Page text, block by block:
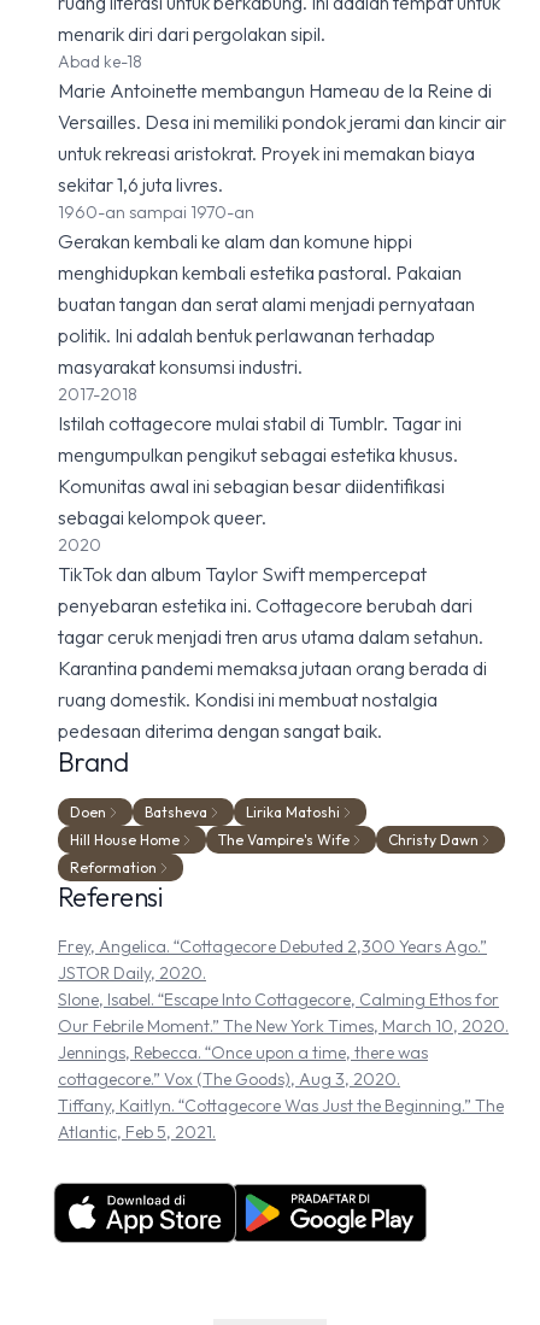
menarik diri dari pergolakan sipil.
Abad ke-18
Marie Antoinette membangun Hameau de la Reine di
Versailles. Desa ini memiliki pondok jerami dan kincir air
untuk rekreasi aristokrat. Proyek ini memakan biaya
sekitar 1,6 juta livres.
1960-an sampai 1970-an
Gerakan kembali ke alam dan komune hippi
menghidupkan kembali estetika pastoral. Pakaian
buatan tangan dan serat alami menjadi pernyataan
politik. Ini adalah bentuk perlawanan terhadap
masyarakat konsumsi industri.
2017-2018
Istilah cottagecore mulai stabil di Tumblr. Tagar ini
mengumpulkan pengikut sebagai estetika khusus.
Komunitas awal ini sebagian besar diidentifikasi
sebagai kelompok queer.
2020
TikTok dan album Taylor Swift mempercepat
penyebaran estetika ini. Cottagecore berubah dari
tagar ceruk menjadi tren arus utama dalam setahun.
Karantina pandemi memaksa jutaan orang berada di
ruang domestik. Kondisi ini membuat nostalgia
pedesaan diterima dengan sangat baik.
Brand
Doen Batsheva
Lirika Matoshi
Hill House Home
The Vampire's Wife
Christy Dawn
Reformation
Referensi
Frey, Angelica. “Cottagecore Debuted 2,300 Years Ago.”
JSTOR Daily, 2020.
Slone, Isabel. “Escape Into Cottagecore, Calming Ethos for
Our Febrile Moment.” The New York Times, March 10, 2020.
Jennings, Rebecca. “Once upon a time, there was
cottagecore.” Vox (The Goods), Aug 3, 2020.
Tiffany, Kaitlyn. “Cottagecore Was Just the Beginning.” The
Atlantic, Feb 5, 2021.